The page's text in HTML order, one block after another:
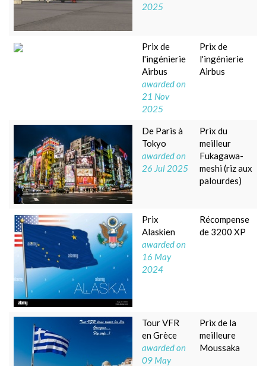
2025
Prix de
l'ingénierie
Airbus
awarded on
21 Nov
2025
Prix de
l'ingénierie
Airbus
De Paris à
Tokyo
awarded on
26 Jul 2025
Prix du
meilleur
Fukagawa-
meshi (riz aux
palourdes)
Prix
Alaskien
awarded on
16 May
2024
Récompense
de 3200 XP
Tour VFR
en Grèce
awarded on
09 May
Prix de la
meilleure
Moussaka